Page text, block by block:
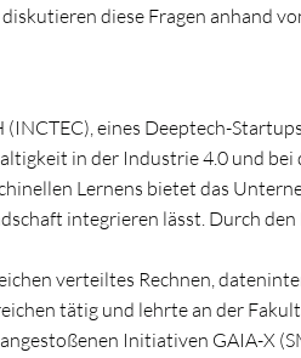
diese Fragen anhand
eines Deeptech-
in der Industrie 4.0 und
Lernens bietet das
integrieren lässt. Durch
verteiltes Rechnen,
tätig und lehrte an der
Initiativen GAIA-X